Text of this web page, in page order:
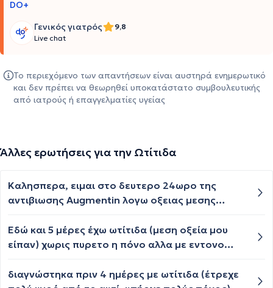
DO+
Γενικός γιατρός
9,8
Live chat
Το περιεχόμενο των απαντήσεων είναι αυστηρά ενημερωτικό
και δεν πρέπει να θεωρηθεί υποκατάστατο συμβουλευτικής
από ιατρούς ή επαγγελματίες υγείας
Άλλες ερωτήσεις για την Ωτίτιδα
Καλησπερα, ειμαι στο δευτερο 24ωρο της
αντιβιωσης Augmentin λογω οξειας μεσης
πεφτει με το algofren. Ποτε θα αρχισει να
υποχωρει το βουλωμα και ο πυρετος?
Εδώ και 5 μέρες έχω ωτίτιδα (μεση οξεία μου
είπαν) χωρις πυρετο η πόνο αλλα με εντονο
στο δεξι μου αυτί το οποίο κοντεύει να με
διαγνώστηκα πριν 4 ημέρες με ωτίτιδα (έτρεχε